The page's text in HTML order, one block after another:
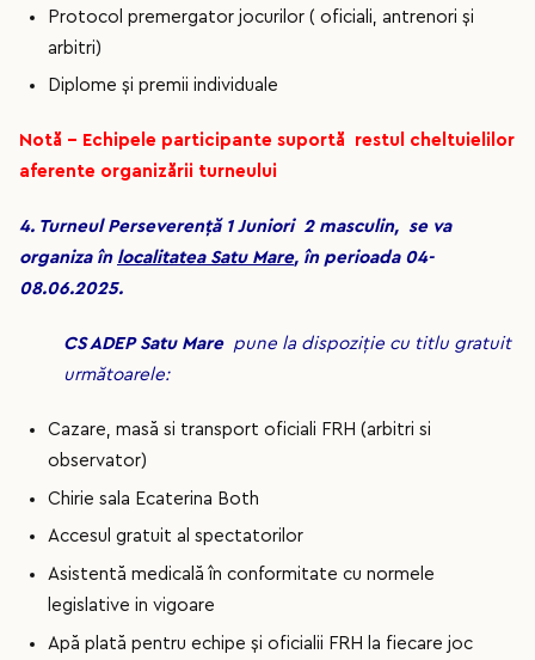
Protocol premergator jocurilor ( oficiali, antrenori și
arbitri)
Diplome și premii individuale
Notă – Echipele participante suportă restul cheltuielilor
aferente organizării turneului
4. Turneul Perseverență 1 Juniori 2 masculin, se va
organiza în localitatea Satu Mare, în perioada 04-
08.06.2025.
CS ADEP Satu Marepune la dispoziție cu titlu gratuit
următoarele:
Cazare, masă si transport oficiali FRH (arbitri si
observator)
Chirie sala Ecaterina Both
Accesul gratuit al spectatorilor
Asistentă medicală în conformitate cu normele
legislative in vigoare
Apă plată pentru echipe și oficialii FRH la fiecare joc